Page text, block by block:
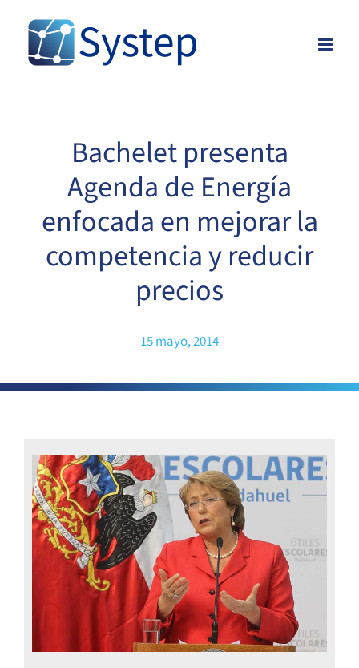
content
Bachelet presenta
Agenda de Energía
enfocada en mejorar la
competencia y reducir
precios
15 mayo, 2014